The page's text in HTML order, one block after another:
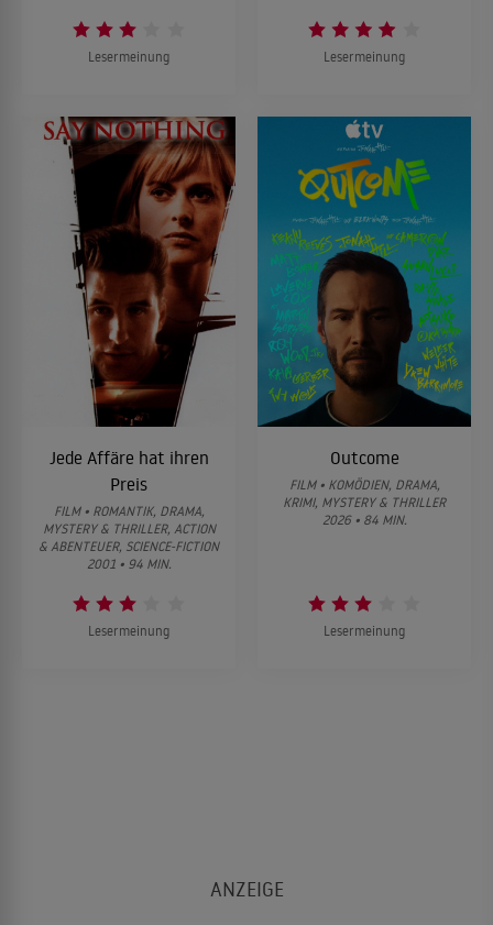
Lesermeinung Lesermeinung
Jede Affäre hat ihren
Preis
FILM • ROMANTIK, DRAMA,
MYSTERY & THRILLER, ACTION
& ABENTEUER, SCIENCE-FICTION
2001 • 94 MIN.
Lesermeinung
Outcome
FILM • KOMÖDIEN, DRAMA,
KRIMI, MYSTERY & THRILLER
2026 • 84 MIN.
Lesermeinung